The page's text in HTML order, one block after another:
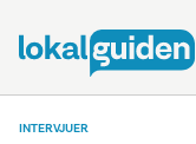
INTERVJUER